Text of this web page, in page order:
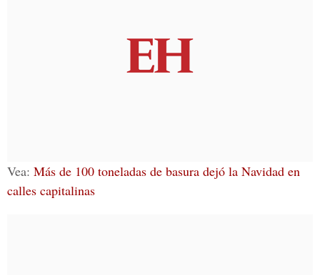
Vea: Más de 100 toneladas de basura dejó la Navidad en
calles capitalinas